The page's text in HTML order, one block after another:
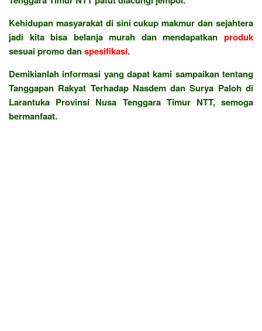
Kehidupan masyarakat di sini cukup makmur dan sejahtera
jadi kita bisa belanja murah dan mendapatkan produk
sesuai promo danspesifikasi.
Demikianlah informasi yang dapat kami sampaikan tentang
Tanggapan Rakyat Terhadap Nasdem dan Surya Paloh di
Larantuka Provinsi Nusa Tenggara Timur NTT, semoga
bermanfaat.